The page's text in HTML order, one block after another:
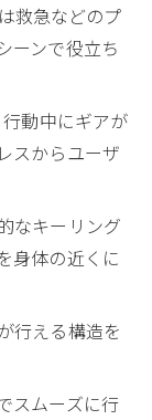
救急などのプ
ーンで役立ち
動中にギアが
スからユーザ
なキーリング
身体の近くに
行える構造を
スムーズに行